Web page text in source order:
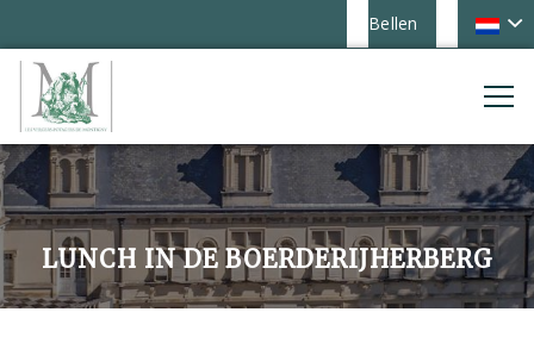
Bellen
LUNCH IN DE BOERDERIJHERBERG